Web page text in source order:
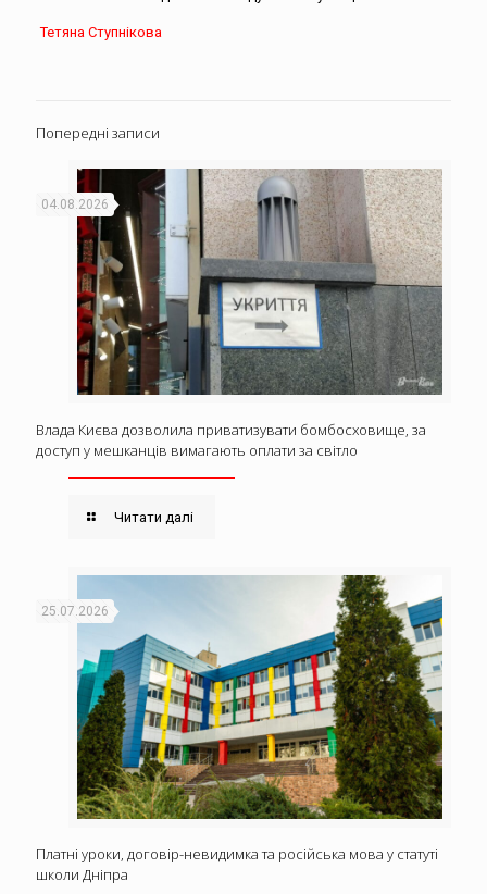
Тетяна Ступнікова
Попередні записи
04.08.2026
Влада Києва дозволила приватизувати бомбосховище, за
доступ у мешканців вимагають оплати за світло
Читати далі
25.07.2026
Платні уроки, договір-невидимка та російська мова у статуті
школи Дніпра